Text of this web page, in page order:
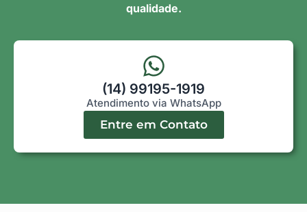
qualidade.
(14) 99195-1919
Atendimento via WhatsApp
Entre em Contato